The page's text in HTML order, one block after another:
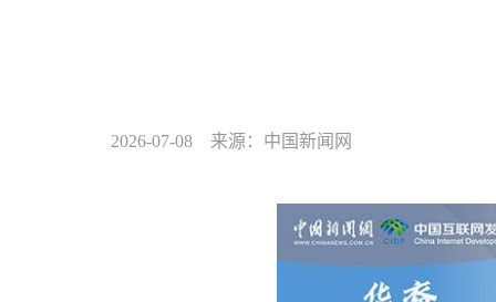
2026-07-08 来源：中国新闻网